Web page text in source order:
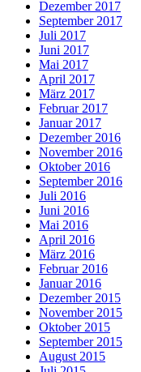
Dezember 2017
September 2017
Juli 2017
Juni 2017
Mai 2017
April 2017
März 2017
Februar 2017
Januar 2017
Dezember 2016
November 2016
Oktober 2016
September 2016
Juli 2016
Juni 2016
Mai 2016
April 2016
März 2016
Februar 2016
Januar 2016
Dezember 2015
November 2015
Oktober 2015
September 2015
August 2015